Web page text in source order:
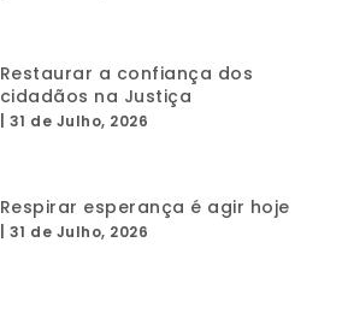
Restaurar a confiança dos
cidadãos na Justiça
31 de Julho, 2026
Respirar esperança é agir hoje
31 de Julho, 2026